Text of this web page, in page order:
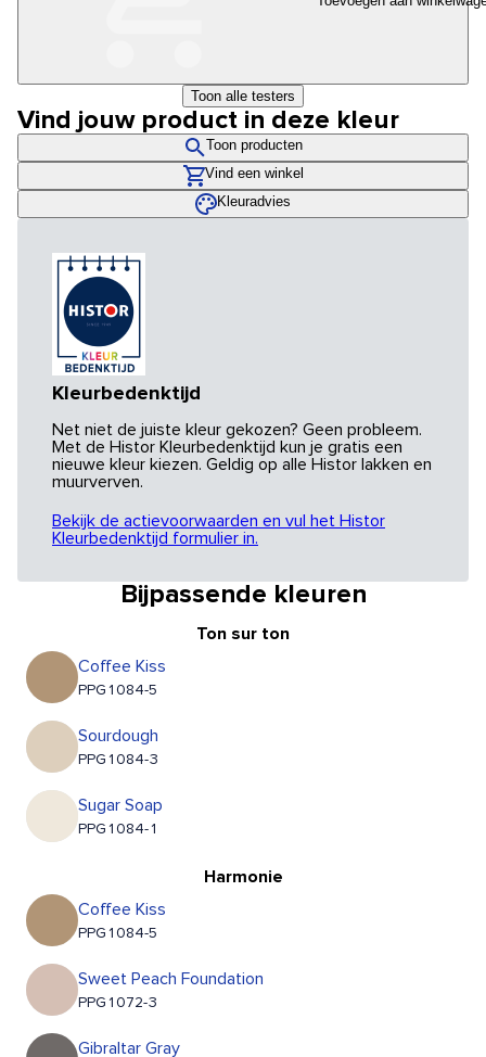
Toon alle testers
Vind jouw product in deze kleur
Toon producten
Vind een winkel
Kleuradvies
Kleurbedenktijd
Net niet de juiste kleur gekozen? Geen probleem.
Met de Histor Kleurbedenktijd kun je gratis een
nieuwe kleur kiezen. Geldig op alle Histor lakken en
muurverven.
Bekijk de actievoorwaarden en vul het Histor
Kleurbedenktijd formulier in.
Bijpassende kleuren
Ton sur ton
Coffee Kiss
PPG1084-5
Sourdough
PPG1084-3
Sugar Soap
PPG1084-1
Harmonie
Coffee Kiss
PPG1084-5
Sweet Peach Foundation
PPG1072-3
Gibraltar Gray